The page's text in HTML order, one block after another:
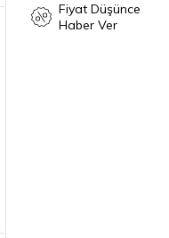
Fiyat Düşünce
Haber Ver